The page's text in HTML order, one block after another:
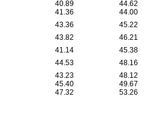
40.89
44.62
41.36
44.00
43.36
45.22
43.82
46.21
41.14
45.38
44.53
48.16
43.23
48.12
45.40
49.67
47.32
53.26